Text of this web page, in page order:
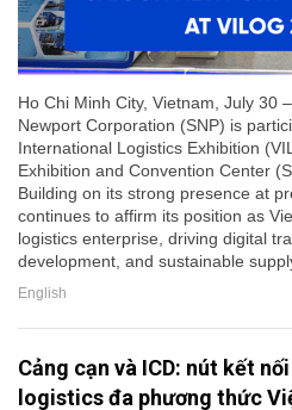
Ho Chi Minh City, Vietnam, July 30
Newport Corporation (SNP) is
International Logistics Exhibition
Exhibition and Convention Center
Building on its strong presence at
continues to affirm its position as
logistics enterprise, driving digital
development, and sustainable
English
Cảng cạn và ICD: nút kết
logistics đa phương thức